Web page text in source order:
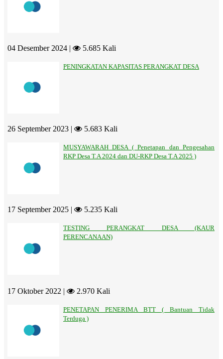
04 Desember 2024 | 5.685 Kali
PENINGKATAN KAPASITAS PERANGKAT DESA
26 September 2023 | 5.683 Kali
MUSYAWARAH DESA ( Penetapan dan Pengesahan
RKP Desa T.A 2024 dan DU-RKP Desa T.A 2025 )
17 September 2025 | 5.235 Kali
TESTING PERANGKAT DESA (KAUR
PERENCANAAN)
17 Oktober 2022 | 2.970 Kali
PENETAPAN PENERIMA BTT ( Bantuan Tidak
Terduga )